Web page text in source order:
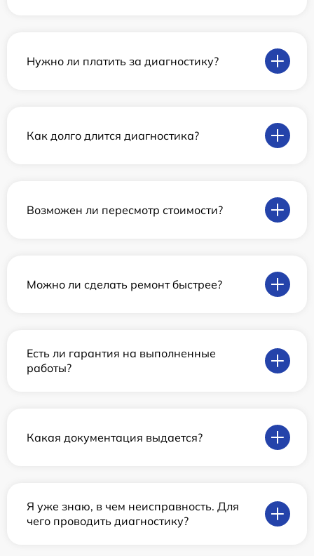
Нужно ли платить за диагностику?
Как долго длится диагностика?
Возможен ли пересмотр стоимости?
Можно ли сделать ремонт быстрее?
Есть ли гарантия на выполненные
работы?
Какая документация выдается?
Я уже знаю, в чем неисправность. Для
чего проводить диагностику?